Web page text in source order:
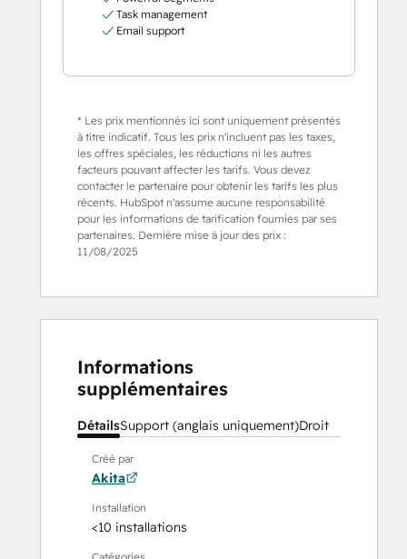
Task management
Email support
* Les prix mentionnés ici sont uniquement présentés
à titre indicatif. Tous les prix n'incluent pas les taxes,
les offres spéciales, les réductions ni les autres
facteurs pouvant affecter les tarifs. Vous devez
contacter le partenaire pour obtenir les tarifs les plus
récents. HubSpot n'assume aucune responsabilité
pour les informations de tarification fournies par ses
partenaires. Dernière mise à jour des prix :
11/08/2025
Informations
supplémentaires
DétailsSupport (anglais uniquement)Droit
Créé par
Akita
Installation
<10 installations